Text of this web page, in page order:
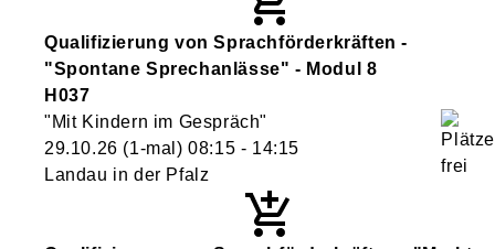
Qualifizierung von Sprachförderkräften -
"Spontane Sprechanlässe" - Modul 8
H037
"Mit Kindern im Gespräch"
29.10.26 (1-mal)08:15 - 14:15
Landau in der Pfalz